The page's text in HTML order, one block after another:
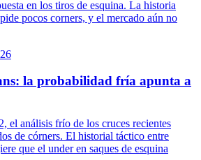
en los tiros de esquina. La historia
pocos corners, y el mercado aún no
la probabilidad fría apunta a
el análisis frío de los cruces recientes
de córners. El historial táctico entre
que el under en saques de esquina